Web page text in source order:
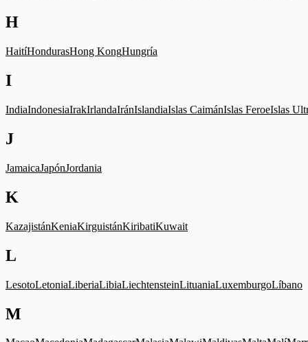
H
HaitíHondurasHong KongHungría
I
IndiaIndonesiaIrakIrlandaIránIslandiaIslas CaimánIslas FeroeIslas
J
JamaicaJapónJordania
K
KazajistánKeniaKirguistánKiribatiKuwait
L
LesotoLetoniaLiberiaLibiaLiechtensteinLituaniaLuxemburgoLíbano
M